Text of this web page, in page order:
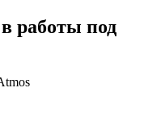
работы под